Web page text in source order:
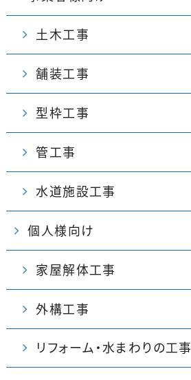
土木工事
舗装工事
型枠工事
管工事
水道施設工事
個人様向け
家屋解体工事
外構工事
リフォーム・水まわりの工事